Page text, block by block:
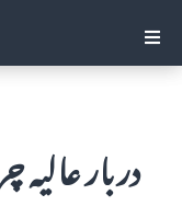
دربار